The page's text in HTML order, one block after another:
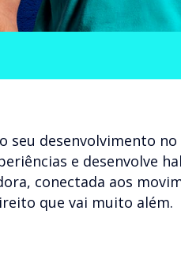
seu desenvolvimento
e desenvolve
conectada aos
que vai muito além.